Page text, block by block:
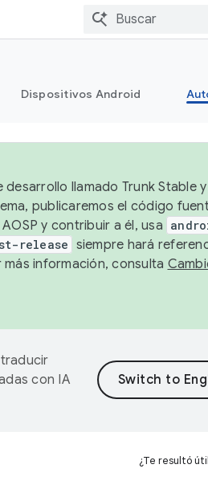
Dispositivos Android
llamado Trunk Stable y
publicaremos el código
y contribuir a él, usa
release siempre hará
más información, consulta
con IA
¿Te resultó